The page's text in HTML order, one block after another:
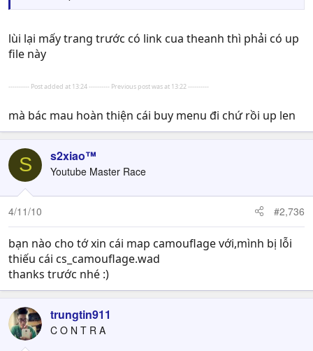
lùi lại mấy trang trước có link cua theanh thì phải có up
file này
---------- Post added at 13:24 ---------- Previous post was at 13:22 ----------
mà bác mau hoàn thiện cái buy menu đi chứ rồi up len
S s2xiao™
Youtube Master Race
4/11/10 #2,736
bạn nào cho tớ xin cái map camouflage với,mình bị lỗi
thiếu cái cs_camouflage.wad
thanks trước nhé :)
trungtin911
C O N T R A